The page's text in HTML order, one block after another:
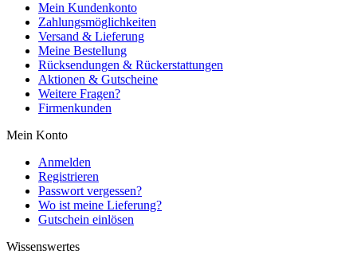
Mein Kundenkonto
Zahlungsmöglichkeiten
Versand & Lieferung
Meine Bestellung
Rücksendungen & Rückerstattungen
Aktionen & Gutscheine
Weitere Fragen?
Firmenkunden
Mein Konto
Anmelden
Registrieren
Passwort vergessen?
Wo ist meine Lieferung?
Gutschein einlösen
Wissenswertes